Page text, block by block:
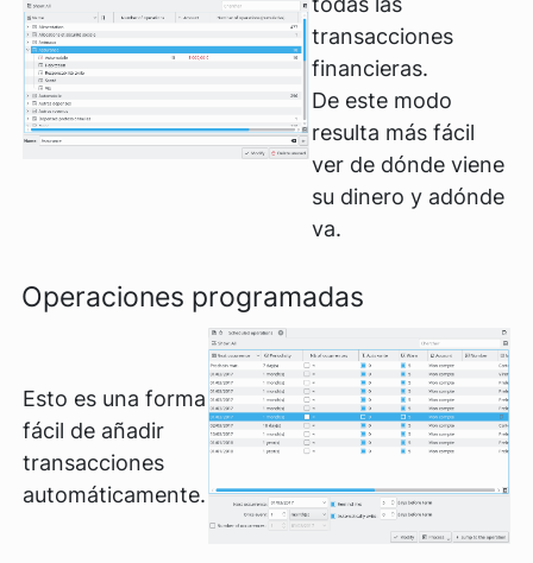
transacciones
financieras.
De este modo
resulta más fácil
ver de dónde viene
su dinero y adónde
va.
Operaciones programadas
Esto es una forma
fácil de añadir
transacciones
automáticamente.